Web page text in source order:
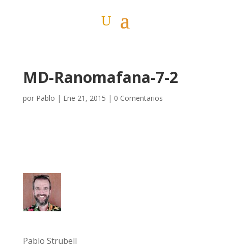
MD-Ranomafana-7-2
por Pablo | Ene 21, 2015 | 0 Comentarios
Pablo Strubell